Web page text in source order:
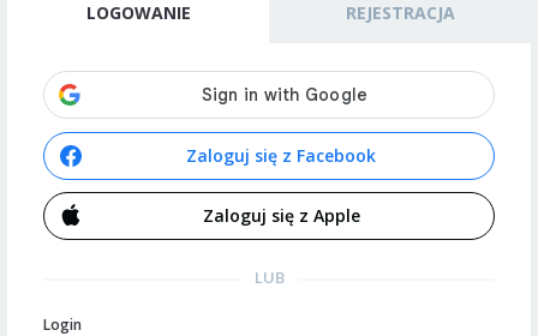
LOGOWANIE REJESTRACJA
Zaloguj się z Facebook
Zaloguj się z Apple
LUB
Login